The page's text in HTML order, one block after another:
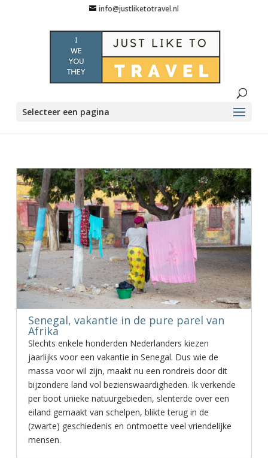
info@justliketotravel.nl
Selecteer een pagina
Senegal, vakantie in de pure parel van
Afrika
Slechts enkele honderden Nederlanders kiezen
jaarlijks voor een vakantie in Senegal. Dus wie de
massa voor wil zijn, maakt nu een rondreis door dit
bijzondere land vol bezienswaardigheden. Ik verkende
per boot unieke natuurgebieden, slenterde over een
eiland gemaakt van schelpen, blikte terug in de
(zwarte) geschiedenis en ontmoette veel vriendelijke
mensen.